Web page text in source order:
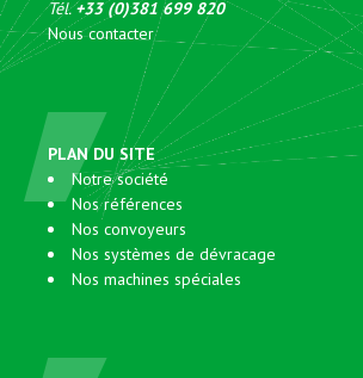
Tél. +33 (0)381 699 820
Nous contacter
PLAN DU SITE
Notre société
Nos références
Nos convoyeurs
Nos systèmes de dévracage
Nos machines spéciales